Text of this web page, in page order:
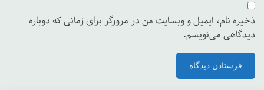
ذخیره نام، ایمیل و وبسایت من در مرورگر برای زمانی که دوباره
دیدگاهی می‌نویسم.